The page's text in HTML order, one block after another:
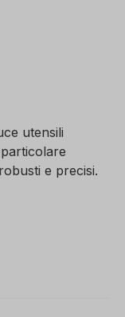
utensili
e precisi.